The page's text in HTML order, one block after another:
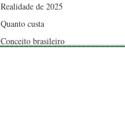
Realidade de 2025
Quanto custa
Conceito brasileiro